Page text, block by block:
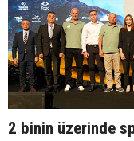
2 binin üzerinde